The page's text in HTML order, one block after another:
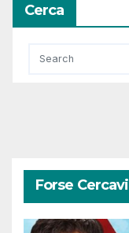
Cerca
Forse Cercavi